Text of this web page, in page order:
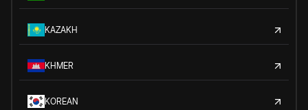
KAZAKH
KHMER
KOREAN